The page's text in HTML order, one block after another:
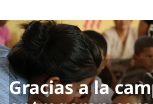
Gracias a la